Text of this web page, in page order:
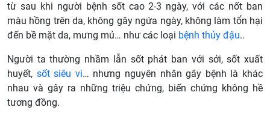
từ sau khi người bệnh sốt cao 2-3 ngày, với các nốt ban
màu hồng trên da, không gây ngứa ngày, không làm tổn hại
đến bề mặt da, mưng mủ… như các loại bệnh thủy đậu..
Người ta thường nhầm lẫn sốt phát ban với sởi, sốt xuất
huyết, sốt siêu vi… nhưng nguyên nhân gây bệnh là khác
nhau và gây ra những triệu chứng, biến chứng không hề
tương đồng.